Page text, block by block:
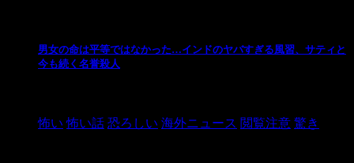
男女の命は平等ではなかった…インドのヤバすぎる風習、サティと
今も続く名誉殺人
怖い 怖い話 恐ろしい 海外ニュース 閲覧注意 驚き